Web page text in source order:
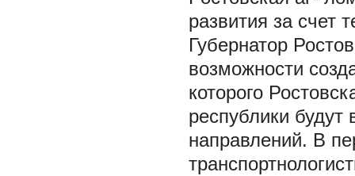
развития за счет
Губернатор
возможности
которого
республики
направлений. В